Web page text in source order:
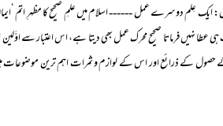
دوسرے عمل ------ اسلام میں علمِ صحیح کا مظہرِ اتم
عطا نہیں فرماتا صحیح محرک عمل بھی دیتا ہے، اس اعتبار سے
کے ذرائع اور اس کے لوازم و ثمرات اہم ترین موضوعات